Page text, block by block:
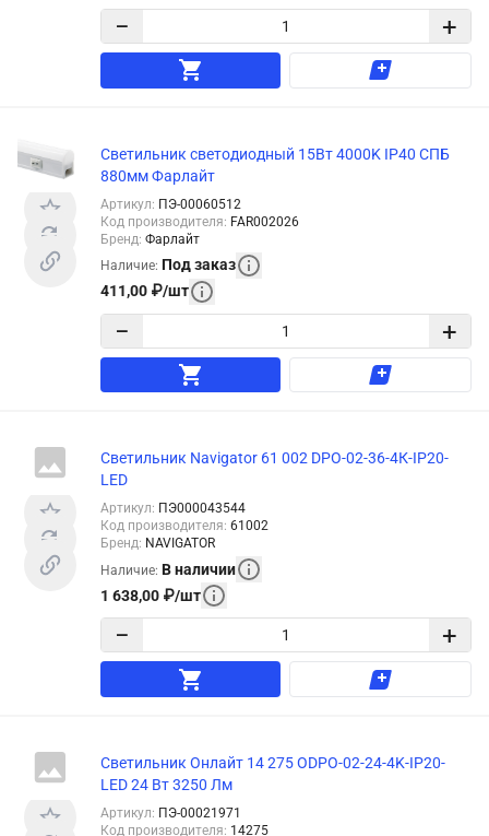
− +
Светильник светодиодный 15Вт 4000K IP40 СПБ
880мм Фарлайт
Артикул: ПЭ-00060512
Код производителя: FAR002026
Бренд: Фарлайт
Наличие: Под заказ
411,00 ₽/шт
− +
Светильник Navigator 61 002 DPO-02-36-4К-IP20-
LED
Артикул: ПЭ000043544
Код производителя: 61002
Бренд: NAVIGATOR
Наличие: В наличии
1 638,00 ₽/шт
− +
Светильник Онлайт 14 275 ODPO-02-24-4K-IP20-
LED 24 Вт 3250 Лм
Артикул: ПЭ-00021971
Код производителя: 14275